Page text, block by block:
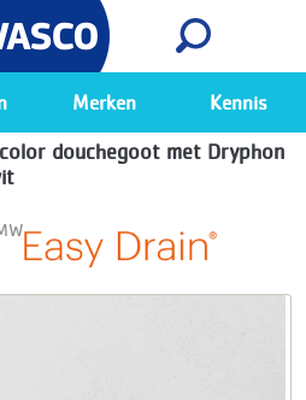
Bekijk
Merken Kennis
douchegoot met Dryphon